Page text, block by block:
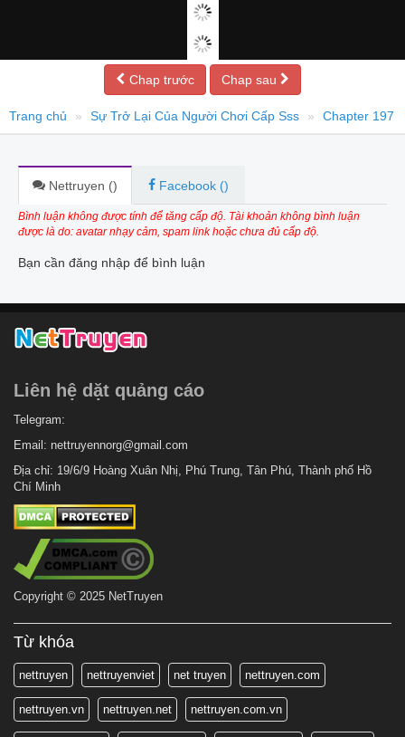
Chap trước Chap sau
Trang chủ Sự Trở Lại Của Người Chơi Cấp Sss Chapter 197
Nettruyen () Facebook ()
Bình luận không được tính để tăng cấp độ. Tài khoản không bình luận
được là do: avatar nhạy cảm, spam link hoặc chưa đủ cấp độ.
Bạn cần đăng nhập để bình luận
Liên hệ dặt quảng cáo
Telegram:
Email: nettruyennorg@gmail.com
Địa chỉ: 19/6/9 Hoàng Xuân Nhị, Phú Trung, Tân Phú, Thành phố Hồ
Chí Minh
Copyright © 2025 NetTruyen
Từ khóa
nettruyen nettruyenviet net truyen nettruyen.com
nettruyen.vn nettruyen.net nettruyen.com.vn